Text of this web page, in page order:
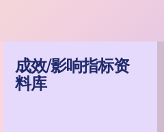
成效/影响指标资
料库